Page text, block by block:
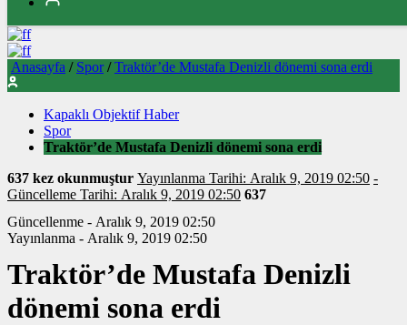
Anasayfa / Spor / Traktör’de Mustafa Denizli dönemi sona erdi
Kapaklı Objektif Haber
Spor
Traktör’de Mustafa Denizli dönemi sona erdi
637 kez okunmuştur
Yayınlanma Tarihi: Aralık 9, 2019 02:50 -
Güncelleme Tarihi: Aralık 9, 2019 02:50 637
Güncellenme - Aralık 9, 2019 02:50
Yayınlanma - Aralık 9, 2019 02:50
Traktör’de Mustafa Denizli
dönemi sona erdi